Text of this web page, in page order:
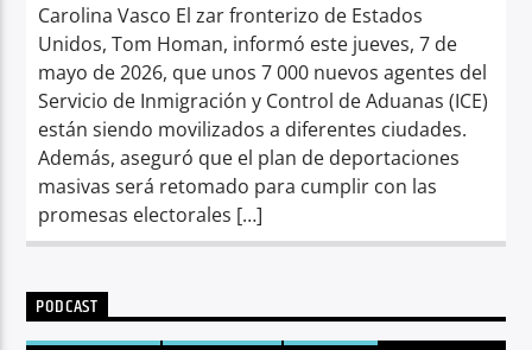
Carolina Vasco El zar fronterizo de Estados
Unidos, Tom Homan, informó este jueves, 7 de
mayo de 2026, que unos 7 000 nuevos agentes del
Servicio de Inmigración y Control de Aduanas (ICE)
están siendo movilizados a diferentes ciudades.
Además, aseguró que el plan de deportaciones
masivas será retomado para cumplir con las
promesas electorales […]
PODCAST